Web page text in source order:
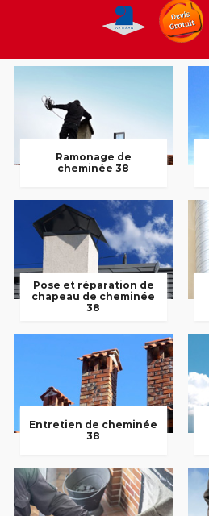
Ramonage de
cheminée 38
Pose et réparation de
chapeau de cheminée
38
Entretien de cheminée
38